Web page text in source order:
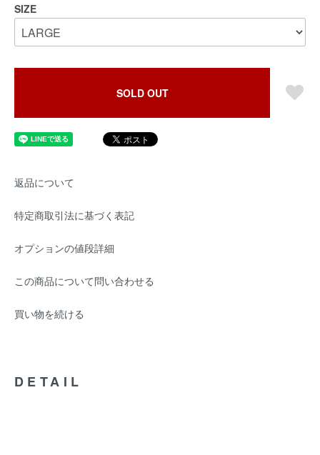
SIZE
SOLD OUT
返品について
特定商取引法に基づく表記
オプションの値段詳細
この商品について問い合わせる
買い物を続ける
DETAIL